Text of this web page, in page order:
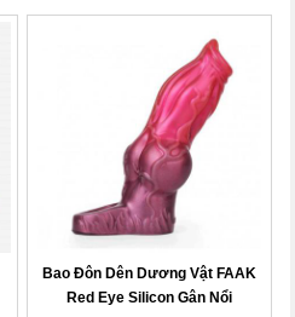
Bao Đôn Dên Dương Vật FAAK
Red Eye Silicon Gân Nổi